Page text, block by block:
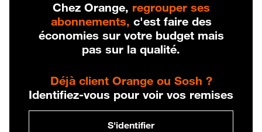
Chez Orange, regrouper ses
abonnements, c'est faire des
économies sur votre budget mais
pas sur la qualité.
Déjà client Orange ou Sosh ?
Identifiez-vous pour voir vos remises
S'identifier